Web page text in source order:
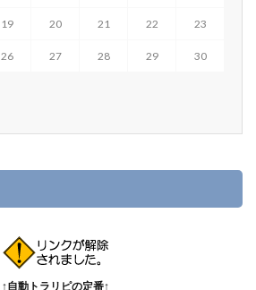
19 20 21 22 23
26 27 28 29 30
↑自動トラリピの定番↑